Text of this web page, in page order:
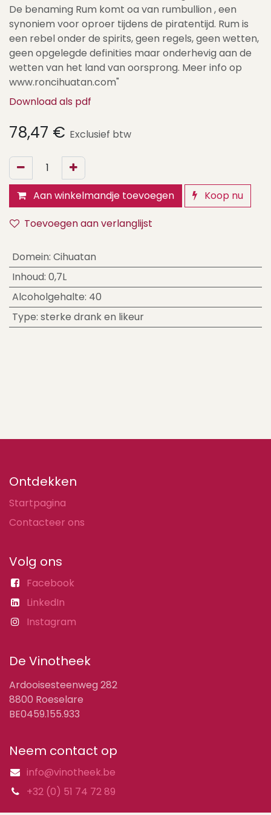
De benaming Rum komt oa van rumbullion , een
synoniem voor oproer tijdens de piratentijd. Rum is
een rebel onder de spirits, geen regels, geen wetten,
geen opgelegde definities maar onderhevig aan de
wetten van het land van oorsprong. Meer info op
www.roncihuatan.com"
Download als pdf
78,47 € Exclusief btw
Aan winkelmandje toevoegen
Koop nu
Toevoegen aan verlanglijst
Domein: Cihuatan
Inhoud: 0,7L
Alcoholgehalte: 40
Type: sterke drank en likeur
Ontdekken
Startpagina
Contacteer ons
Volg ons
Facebook
LinkedIn
Instagram
De Vinotheek
Ardooisesteenweg 282
8800 Roeselare
BE0459.155.933
Neem contact op
info@vinotheek.be
+32 (0) 51 74 72 89